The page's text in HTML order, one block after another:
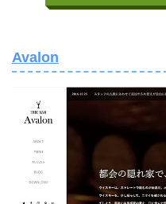
Avalon